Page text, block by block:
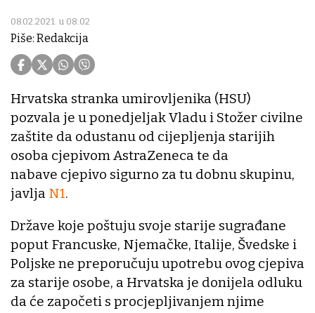
08.02.2021. u 08:02
Piše: Redakcija
Hrvatska stranka umirovljenika (HSU)
pozvala je u ponedjeljak Vladu i Stožer civilne
zaštite da odustanu od cijepljenja starijih
osoba cjepivom AstraZeneca te da
nabave cjepivo sigurno za tu dobnu skupinu,
javlja N1.
Države koje poštuju svoje starije sugrađane
poput Francuske, Njemačke, Italije, Švedske i
Poljske ne preporučuju upotrebu ovog cjepiva
za starije osobe, a Hrvatska je donijela odluku
da će započeti s procjepljivanjem njime